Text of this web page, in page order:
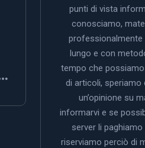
punti di vista
conosciamo,
professionalmente
lungo e con
tempo che
di articoli, speriamo
un’opinione su
informarvi e se
server li
riserviamo perciò di